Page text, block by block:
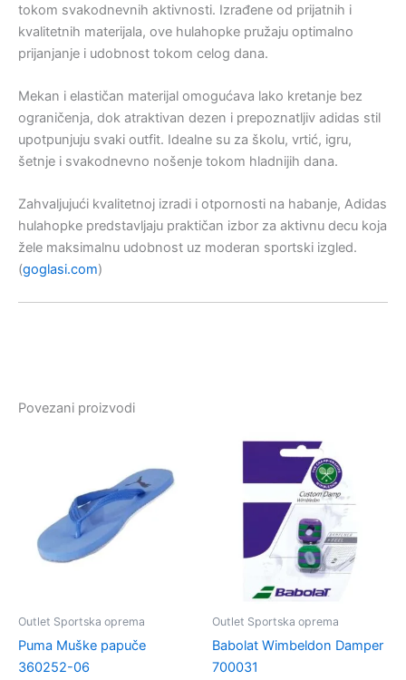
tokom svakodnevnih aktivnosti. Izrađene od prijatnih i
kvalitetnih materijala, ove hulahopke pružaju optimalno
prijanjanje i udobnost tokom celog dana.
Mekan i elastičan materijal omogućava lako kretanje bez
ograničenja, dok atraktivan dezen i prepoznatljiv adidas stil
upotpunjuju svaki outfit. Idealne su za školu, vrtić, igru,
šetnje i svakodnevno nošenje tokom hladnijih dana.
Zahvaljujući kvalitetnoj izradi i otpornosti na habanje, Adidas
hulahopke predstavljaju praktičan izbor za aktivnu decu koja
žele maksimalnu udobnost uz moderan sportski izgled.
(goglasi.com⁠)
Povezani proizvodi
Outlet Sportska oprema
Puma Muške papuče
360252-06
Outlet Sportska oprema
Babolat Wimbeldon Damper
700031